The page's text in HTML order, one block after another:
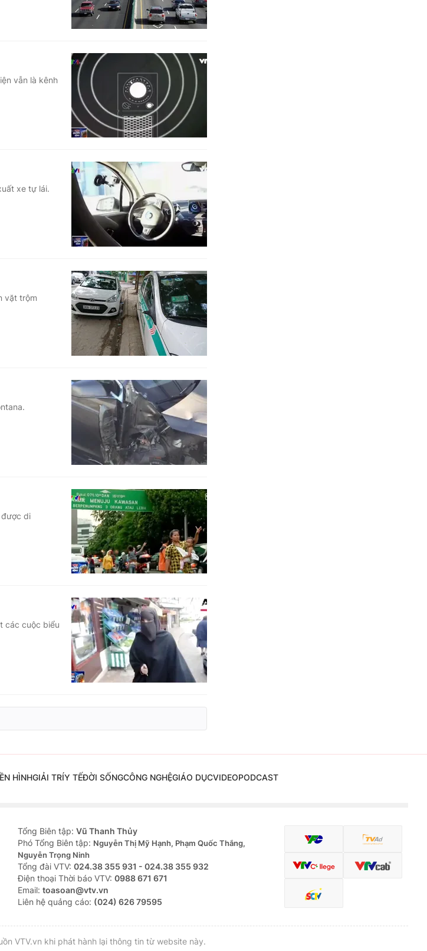
vẫn là kênh
xe tự lái.
vặt trộm
được di
các cuộc biểu
HÌNHGIẢI TRÍY TẾĐỜI SỐNGCÔNG NGHỆGIÁO DỤCVIDEOPODCAST
Tổng Biên tập: Vũ Thanh Thủy
Phó Tổng Biên tập: Nguyễn Thị Mỹ Hạnh, Phạm Quốc Thắng,
Nguyễn Trọng Ninh
Tổng đài VTV: 024.38 355 931 - 024.38 355 932
Ðiện thoại Thời báo VTV: 0988 671 671
Email: toasoan@vtv.vn
Liên hệ quảng cáo: (024) 626 79595
VTV.vn khi phát hành lại thông tin từ website này.